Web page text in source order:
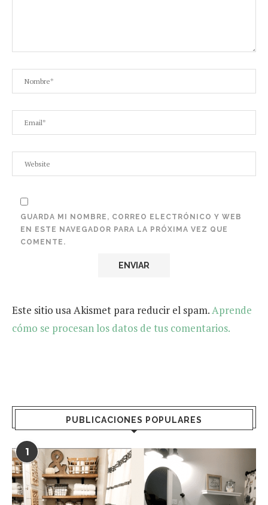
GUARDA MI NOMBRE, CORREO ELECTRÓNICO Y WEB
EN ESTE NAVEGADOR PARA LA PRÓXIMA VEZ QUE
COMENTE.
Este sitio usa Akismet para reducir el spam.Aprende
cómo se procesan los datos de tus comentarios.
PUBLICACIONES POPULARES
1